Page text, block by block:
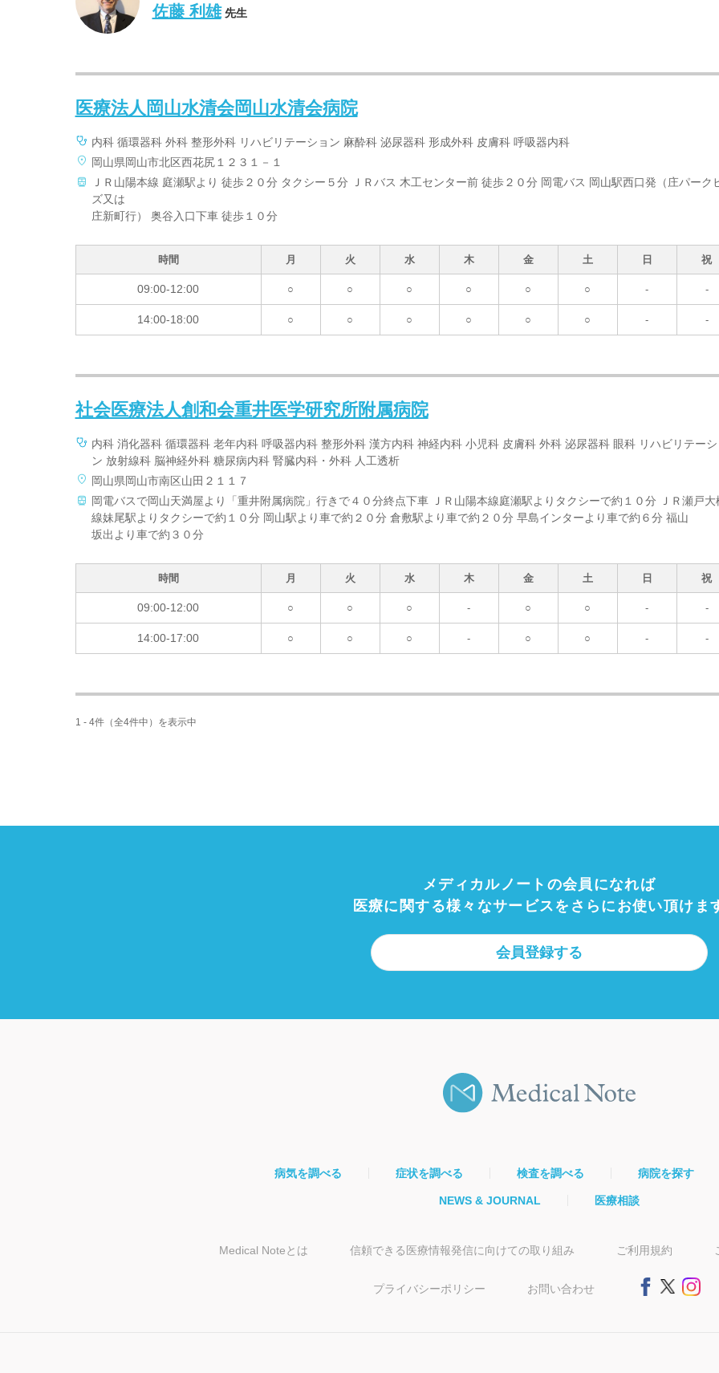
佐藤 利雄 先生
医療法人岡山水清会岡山水清会病院
内科 循環器科 外科 整形外科 リハビリテーション 麻酔科 泌尿器科 形成外科 皮膚科 呼吸器内科
岡山県岡山市北区西花尻１２３１－１
ＪＲ山陽本線 庭瀬駅より 徒歩２０分 タクシー５分 ＪＲバス 木工センター前 徒歩２０分 岡電バス 岡山駅西口発（庄パーク
ズ又は
庄新町行） 奥谷入口下車 徒歩１０分
時間 月 火 水 木 金 土 日 祝
09:00-12:00 ○ ○ ○ ○ ○ ○ - -
14:00-18:00 ○ ○ ○ ○ ○ ○ - -
社会医療法人創和会重井医学研究所附属病院
内科 消化器科 循環器科 老年内科 呼吸器内科 整形外科 漢方内科 神経内科 小児科 皮膚科 外科 泌尿器科 眼科 リハビリテー
ン 放射線科 脳神経外科 糖尿病内科 腎臓内科・外科 人工透析
岡山県岡山市南区山田２１１７
岡電バスで岡山天満屋より「重井附属病院」行きで４０分終点下車 ＪＲ山陽本線庭瀬駅よりタクシーで約１０分 ＪＲ瀬戸大
線妹尾駅よりタクシーで約１０分 岡山駅より車で約２０分 倉敷駅より車で約２０分 早島インターより車で約６分 福山
坂出より車で約３０分
時間 月 火 水 木 金 土 日 祝
09:00-12:00 ○ ○ ○ - ○ ○ - -
14:00-17:00 ○ ○ ○ - ○ ○ - -
1 - 4件（全4件中）を表示中
メディカルノートの会員になれば
医療に関する様々なサービスを さらにお使い頂けま
会員登録する
病気を調べる 症状を調べる 検査を調べる 病院を探す
NEWS & JOURNAL 医療相談
Medical Noteとは 信頼できる医療情報発信に向けての取り組み ご利用規約
プライバシーポリシー お問い合わせ